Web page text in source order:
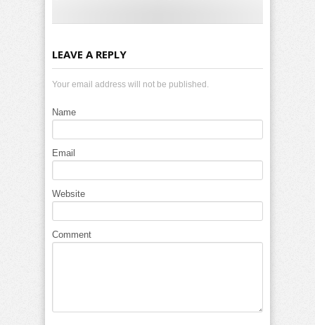
LEAVE A REPLY
Your email address will not be published.
Name
Email
Website
Comment